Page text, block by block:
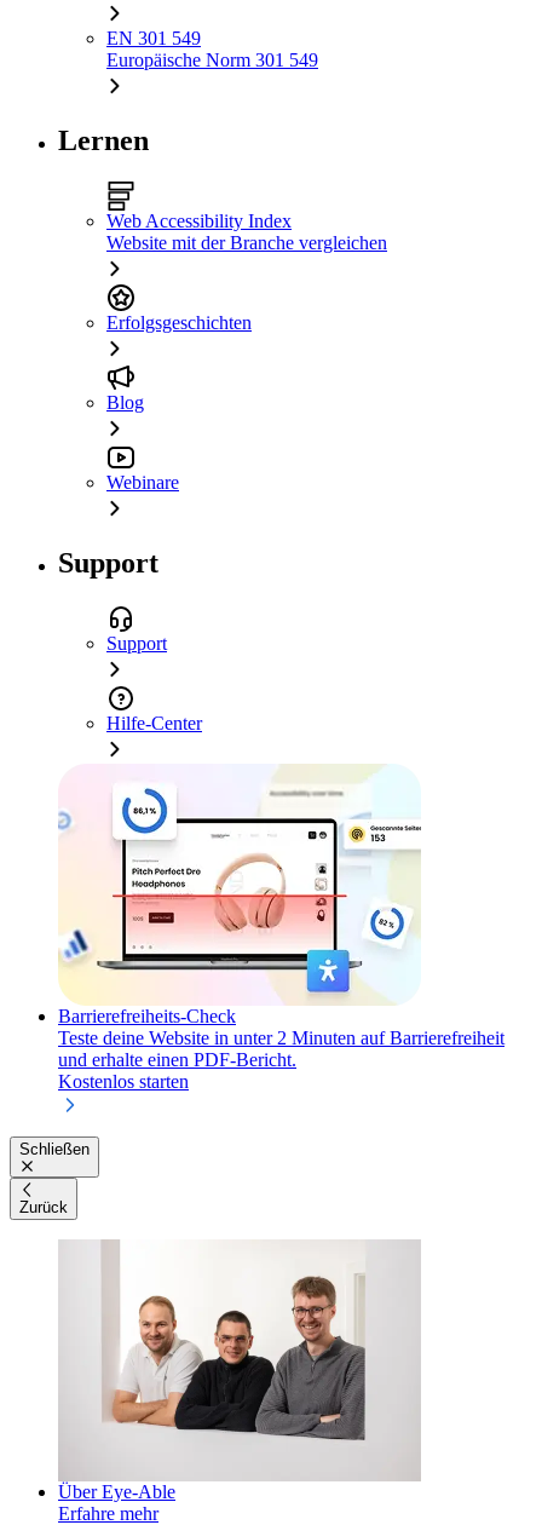
EN 301 549
Europäische Norm 301 549
Lernen
Web Accessibility Index
Website mit der Branche vergleichen
Erfolgsgeschichten
Blog
Webinare
Support
Support
Hilfe-Center
Barrierefreiheits-Check
Teste deine Website in unter 2 Minuten auf Barrierefreiheit
und erhalte einen PDF-Bericht.
Kostenlos starten
Schließen
Zurück
Über Eye-Able
Erfahre mehr